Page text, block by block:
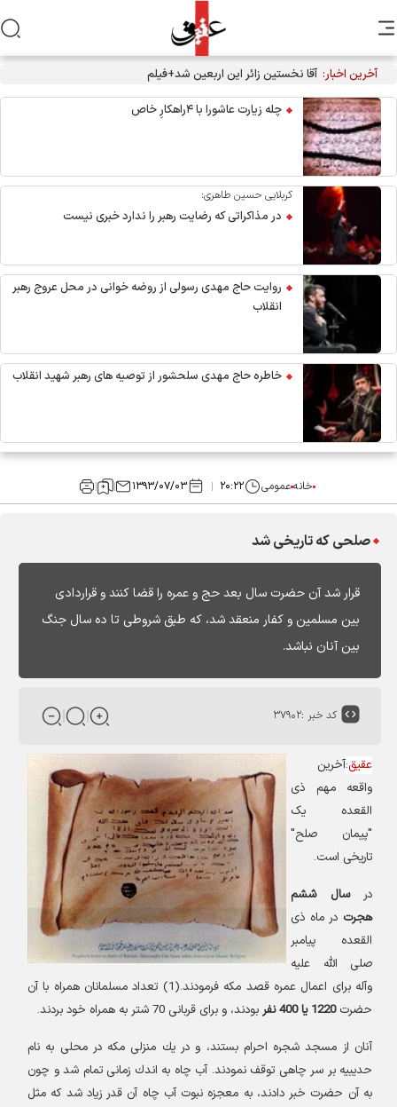
آخرین اخبار: آقا نخستین زائر این اربعین شد+فیلم
چله زیارت عاشورا با ۴راهکارِ خاص
کربلایی حسین طاهری:
در مذاکراتی که رضایت رهبر را ندارد خبری نیست
روایت حاج مهدی رسولی از روضه خوانی در محل عروج رهبر
انقلاب
خاطره حاج مهدی سلحشور از توصیه های رهبر شهید انقلاب
خانهعمومی ۲۰:۲۲ ۱۳۹۳/۰۷/۰۳
صلحی که تاریخی شد
قرار شد آن حضرت سال بعد حج و عمره را قضا كنند و قراردادى
بين مسلمين و كفار منعقد شد، كه طبق شروطى تا ده سال جنگ
بين آنان نباشد.
کد خبر :۳۷۹۰۲
عقیق:آخرین
واقعه مهم ذی
القعده یک
"پیمان صلح"
تاریخی است.
در
سال ششم
هجرتدر ماه ذى
القعده پيامبر
صلى ‏الله‏ عليه‏
و‏آله براى اعمال عمره قصد مكه فرمودند.(1) تعداد مسلمانان همراه با آن
حضرت1220 يا 400 نفر بودند، و براى قربانى 70 شتر به همراه خود بردند.
آنان از مسجد شجره احرام بستند، و در يك منزلى مكه در محلى به نام
حديبيه بر سر چاهى توقف نمودند. آب چاه به اندك زمانى تمام شد و چون
به آن حضرت خبر دادند، به معجزه نبوت آب چاه آن قدر زياد شد كه مثل